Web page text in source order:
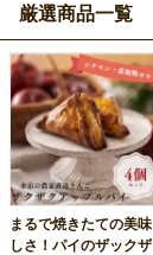
厳選商品一覧
まるで焼きたての美味
しさ！パイのザックザ